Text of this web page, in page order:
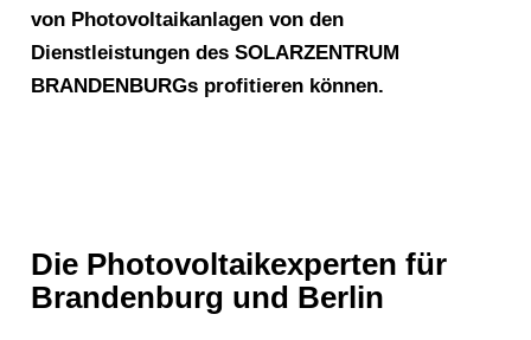
von Photovoltaikanlagen von den
Dienstleistungen des SOLARZENTRUM
BRANDENBURGs profitieren können.
Die Photovoltaikexperten für
Brandenburg und Berlin